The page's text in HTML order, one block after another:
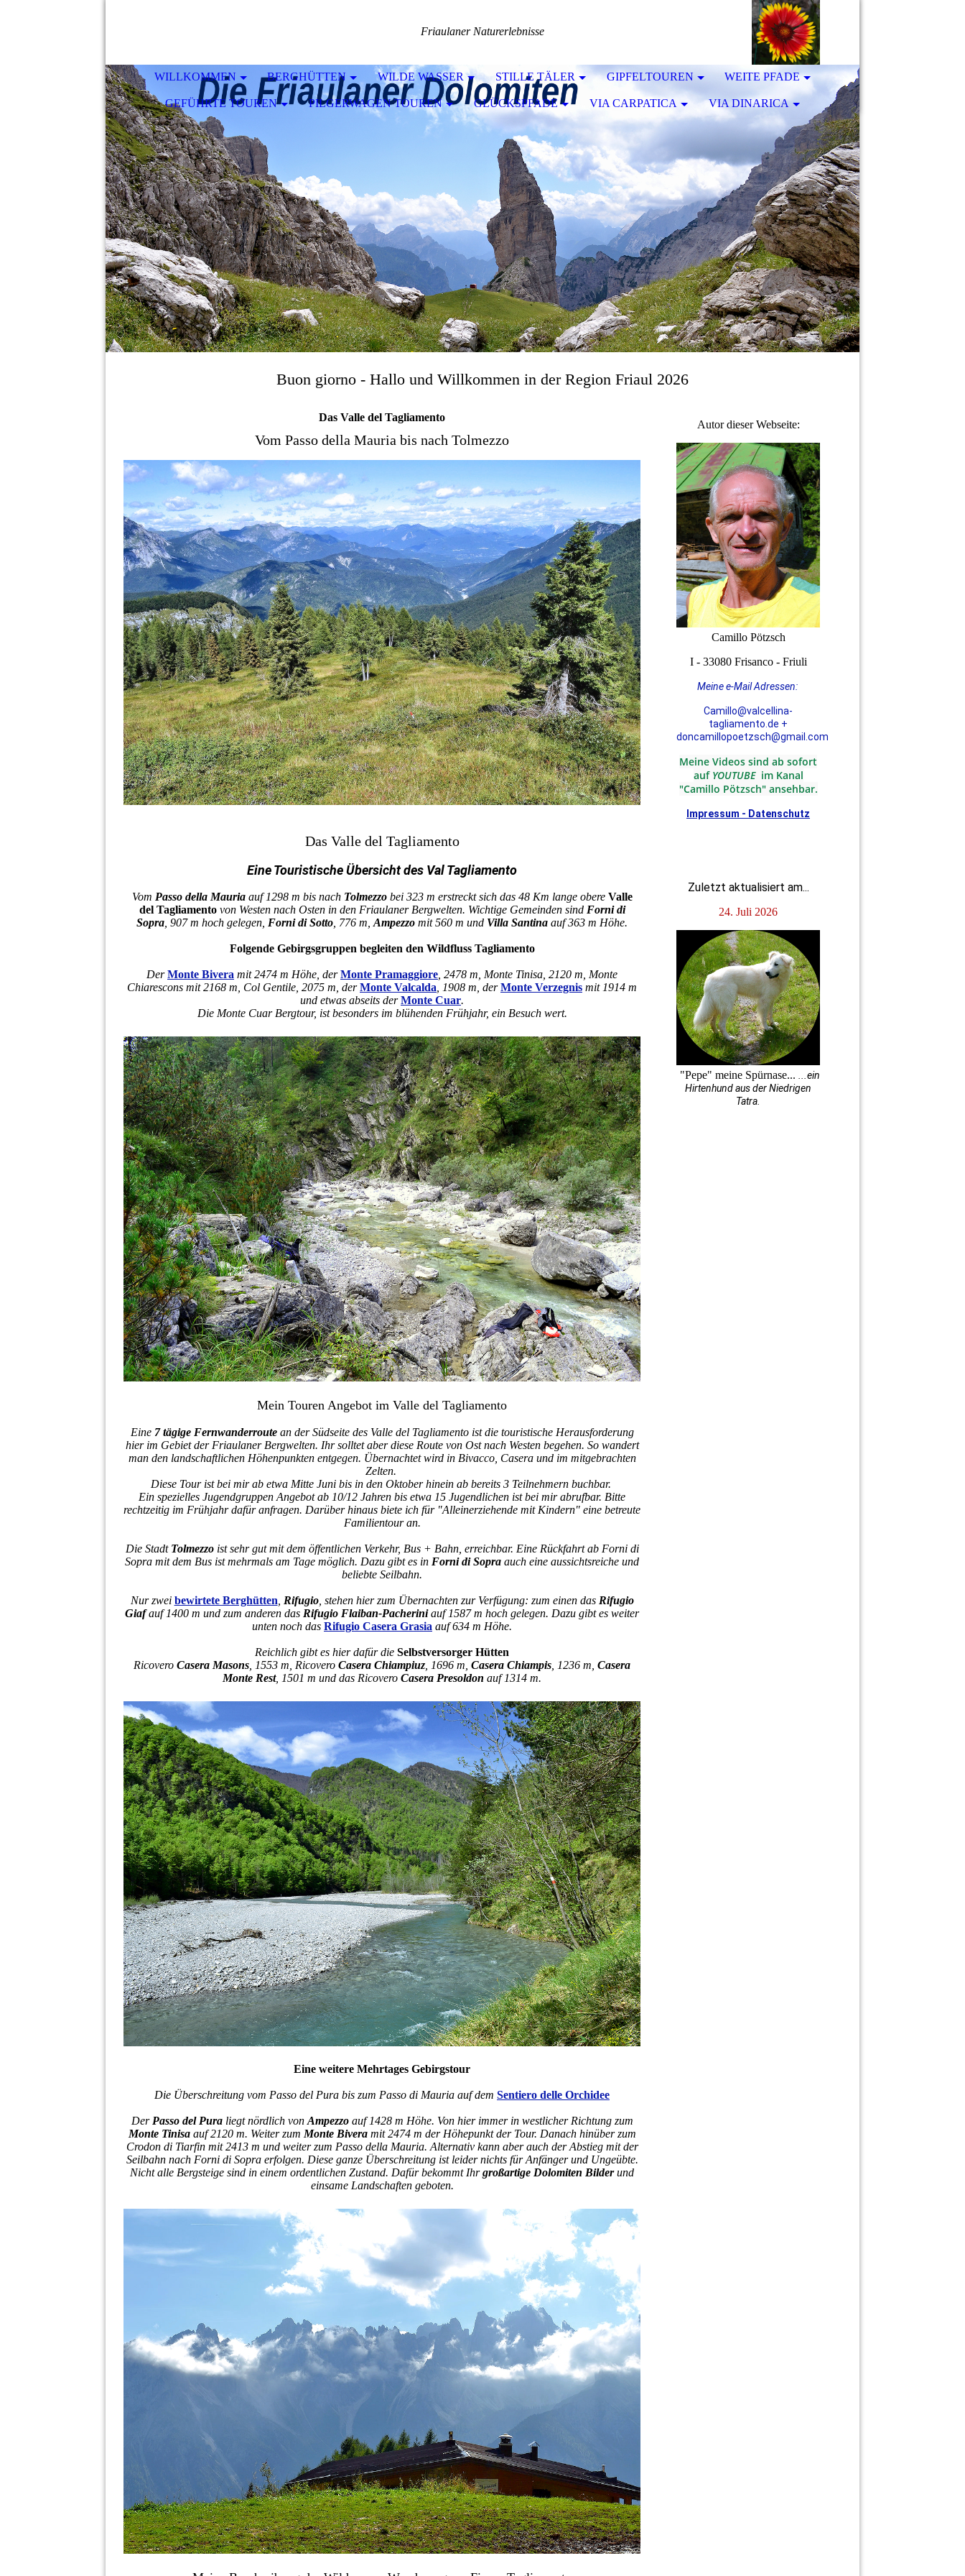
Friaulaner Naturerlebnisse
WILLKOMMEN BERGHÜTTEN WILDE WASSER STILLE TÄLER GIPFELTOUREN WEITE PFADE
GEFÜHRTE TOUREN PILGERWAGEN TOUREN GLÜCKSPFADE VIA CARPATICA VIA DINARICA
Buon giorno - Hallo und Willkommen in der Region Friaul 2026
Das Valle del Tagliamento
Vom Passo della Mauria bis nach Tolmezzo
Das Valle del Tagliamento
Eine Touristische Übersicht des Val Tagliamento
Vom Passo della Mauriaauf 1298 m bis nach Tolmezzobei 323 m erstreckt sich das 48 Km lange obere Valle
del Tagliamentovon Westen nach Osten in den Friaulaner Bergwelten. Wichtige Gemeinden sind Forni di
Sopra , 907 m hoch gelegen, Forni di Sotto , 776 m, Ampezzo mit 560 m und Villa Santina auf 363 m Höhe.
Folgende Gebirgsgruppen begleiten den Wildfluss Tagliamento
DerMonte Bivera mit 2474 m Höhe, derMonte Pramaggiore , 2478 m, Monte Tinisa, 2120 m, Monte
Chiarescons mit 2168 m, Col Gentile, 2075 m, derMonte Valcalda , 1908 m, derMonte Verzegnis mit 1914 m
und etwas abseits derMonte Cuar.
Die Monte Cuar Bergtour, ist besonders im blühenden Frühjahr, ein Besuch wert.
Mein Touren Angebot im Valle del Tagliamento
Eine 7 tägige Fernwanderroutean der Südseite des Valle del Tagliamento ist die touristische Herausforderung
hier im Gebiet der Friaulaner Bergwelten. Ihr solltet aber diese Route von Ost nach Westen begehen. So wandert
man den landschaftlichen Höhenpunkten entgegen. Übernachtet wird in Bivacco, Casera und im mitgebrachten
Zelten.
Diese Tour ist bei mir ab etwa Mitte Juni bis in den Oktober hinein ab bereits 3 Teilnehmern buchbar.
Ein spezielles Jugendgruppen Angebot ab 10/12 Jahren bis etwa 15 Jugendlichen ist bei mir abrufbar. Bitte
rechtzeitig im Frühjahr dafür anfragen. Darüber hinaus biete ich für "Alleinerziehende mit Kindern" eine betreute
Familientour an.
Die Stadt Tolmezzoist sehr gut mit dem öffentlichen Verkehr, Bus + Bahn, erreichbar. Eine Rückfahrt ab Forni di
Sopra mit dem Bus ist mehrmals am Tage möglich. Dazu gibt es in Forni di Sopra auch eine aussichtsreiche und
beliebte Seilbahn.
Nur zwei bewirtete Berghütten Rifugio, stehen hier zum Übernachten zur Verfügung: zum einen das Rifugio
Giafauf 1400 m und zum anderen das Rifugio Flaiban-Pacheriniauf 1587 m hoch gelegen. Dazu gibt es weiter
unten noch das Rifugio Casera Grasia auf 634 m Höhe.
Reichlich gibt es hier dafür die Selbstversorger Hütten
Ricovero Casera Masons , 1553 m, Ricovero Casera Chiampiuz , 1696 m, Casera Chiampis , 1236 m, Casera
Monte Rest, 1501 m und das Ricovero Casera Presoldon auf 1314 m.
Eine weitere Mehrtages Gebirgstour
Die Überschreitung vom Passo del Pura bis zum Passo di Mauria auf dem Sentiero delle Orchidee
Der Passo del Puraliegt nördlich von Ampezzoauf 1428 m Höhe. Von hier immer in westlicher Richtung zum
Monte Tinisaauf 2120 m. Weiter zum Monte Biveramit 2474 m der Höhepunkt der Tour. Danach hinüber zum
Crodon di Tiarfin mit 2413 m und weiter zum Passo della Mauria. Alternativ kann aber auch der Abstieg mit der
Seilbahn nach Forni di Sopra erfolgen. Diese ganze Überschreitung ist leider nichts für Anfänger und Ungeübte.
Nicht alle Bergsteige sind in einem ordentlichen Zustand. Dafür bekommt Ihrgroßartige Dolomiten Bilderund
einsame Landschaften geboten.
Autor dieser Webseite:
Camillo Pötzsch
I - 33080 Frisanco - Friuli
Meine e-Mail Adressen:
Camillo@valcellina-
tagliamento.de +
doncamillopoetzsch@gmail.com
Meine Videos sind ab sofort
auf YOUTUBEim Kanal
"Camillo Pötzsch" ansehbar.
Impressum - Datenschutz
Zuletzt aktualisiert am...
24. Juli 2026
"Pepe" meine Spürnase...
...ein
Hirtenhund aus der Niedrigen
Tatra.